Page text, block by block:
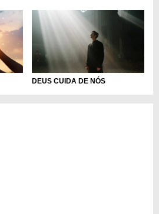
DEUS CUIDA DE NÓS